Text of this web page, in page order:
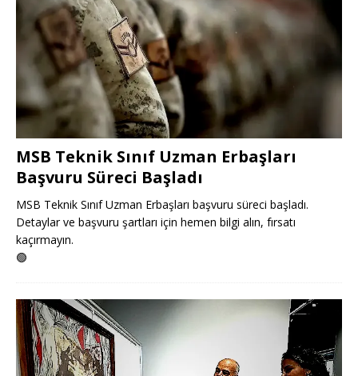
MSB Teknik Sınıf Uzman Erbaşları
Başvuru Süreci Başladı
MSB Teknik Sınıf Uzman Erbaşları başvuru süreci başladı.
Detaylar ve başvuru şartları için hemen bilgi alın, fırsatı
kaçırmayın.
🟢